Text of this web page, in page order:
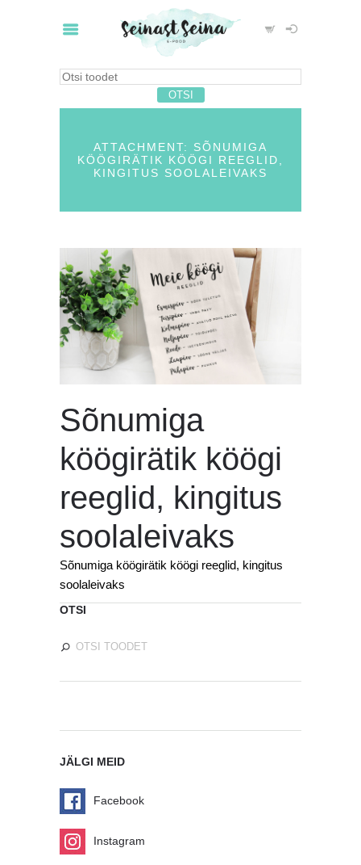
ATTACHMENT: SÕNUMIGA
KÖÖGIRÄTIK KÖÖGI REEGLID,
KINGITUS SOOLALEIVAKS
Sõnumiga
köögirätik köögi
reeglid, kingitus
soolaleivaks
Sõnumiga köögirätik köögi reeglid, kingitus
soolaleivaks
OTSI
JÄLGI MEID
Facebook
Instagram